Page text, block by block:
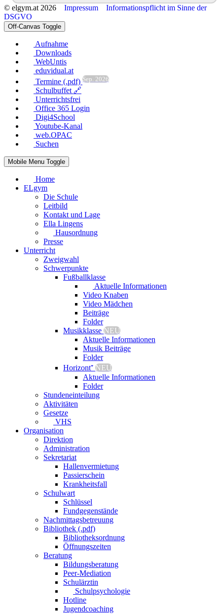
© elgym.at 2026 Impressum
Informationspflicht im Sinne der
DSGVO
Off-Canvas Toggle
Aufnahme
Downloads
WebUntis
eduvidual.at
Termine (.pdf) Sep. 2026
Schulbuffet 🔗
Unterrichtsfrei
Office 365 Login
Digi4School
Youtube-Kanal
web.OPAC
Suchen
Mobile Menu Toggle
Home
ELgym
Die Schule
Leitbild
Kontakt und Lage
Ella Lingens
Hausordnung
Presse
Unterricht
Zweigwahl
Schwerpunkte
Fußballklasse
Aktuelle Informationen
Video Knaben
Video Mädchen
Beiträge
Folder
Musikklasse NEU
Aktuelle Informationen
Musik Beiträge
Folder
Horizont⁺ NEU
Aktuelle Informationen
Folder
Stundeneinteilung
Aktivitäten
Gesetze
VHS
Organisation
Direktion
Administration
Sekretariat
Hallenvermietung
Passierschein
Krankheitsfall
Schulwart
Schlüssel
Fundgegenstände
Nachmittagsbetreuung
Bibliothek (.pdf)
Bibliotheksordnung
Öffnungszeiten
Beratung
Bildungsberatung
Peer-Mediation
Schulärztin
Schulpsychologie
Hotline
Jugendcoaching